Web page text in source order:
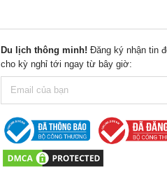
Du lịch thông minh! Đăng ký nhận tin
cho kỳ nghỉ tới ngay từ bây giờ: